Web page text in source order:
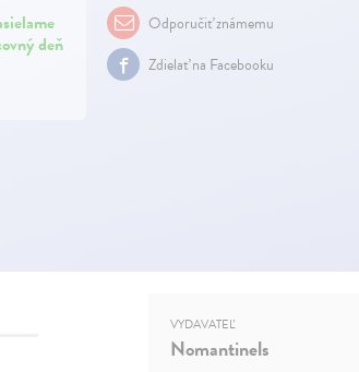
deň
Odporučiť známemu
Zdielať na Facebooku
VYDAVATEĽ
Nomantinels